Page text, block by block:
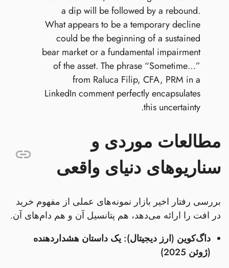
a dip will be followed by a rebound.
What appears to be a temporary decline
could be the beginning of a sustained
bear market or a fundamental impairment
of the asset. The phrase “Sometime…”
from Raluca Filip, CFA, PRM in a
LinkedIn comment perfectly encapsulates
this uncertainty.
مطالعات موردی و
سناریوهای دنیای واقعی
بررسی رفتار اخیر بازار نمونه‌های عملی از مفهوم خرید
در افت را ارائه می‌دهد، هم پتانسیل آن و هم دام‌های آن.
داگ‌کوین (ارز دیجیتال): یک داستان هشداردهنده
(ژوئن 2025)